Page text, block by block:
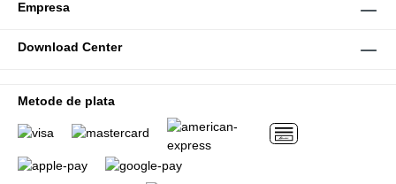
Empresa
Download Center
Metode de plata